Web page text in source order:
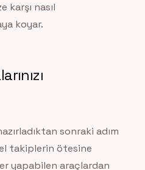
karşı nasıl
koyar.
sonraki adım
takiplerin ötesine
yapabilen araçlardan